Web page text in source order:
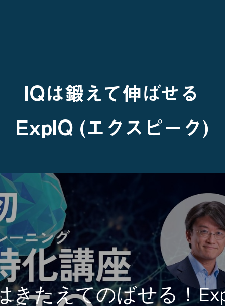
IQは鍛えて伸ばせる
ExpIQ (エクスピーク)
きたえてのばせる！